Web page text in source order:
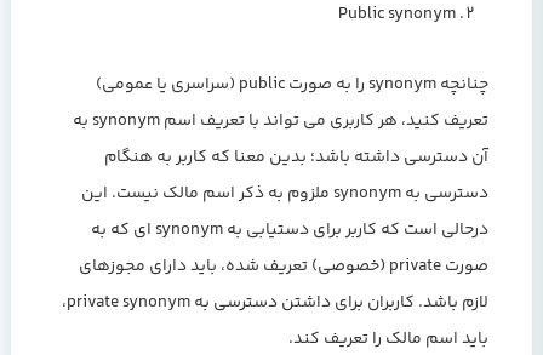
Public synonym
چنانچه synonym را به صورت public (سراسری یا عمومی)
تعریف کنید، هر کاربری می تواند با تعریف اسم synonym به
آن دسترسی داشته باشد؛ بدین معنا که کاربر به هنگام
دسترسی به synonym ملزوم به ذکر اسم مالک نیست. این
درحالی است که کاربر برای دستیابی به synonym ای که به
صورت private (خصوصی) تعریف شده، باید دارای مجوزهای
لازم باشد. کاربران برای داشتن دسترسی به private synonym،
باید اسم مالک را تعریف کند.